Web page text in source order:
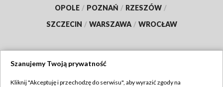
OPOLE / POZNAŃ / RZESZÓW /
SZCZECIN / WARSZAWA / WROCŁAW
Szanujemy Twoją prywatność
Kliknij "Akceptuję i przechodzę do serwisu", aby wyrazić zgody na